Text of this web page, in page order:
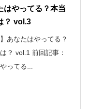
はやってる？本当
？ vol.3
あなたはやってる？
？ vol.1 前回記事：
ってる...